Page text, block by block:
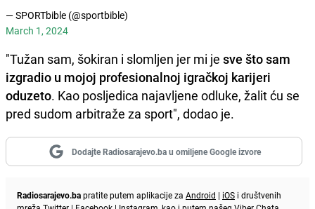
— SPORTbible (@sportbible)
March 1, 2024
"Tužan sam, šokiran i slomljen jer mi je sve što sam
izgradio u mojoj profesionalnoj igračkoj karijeri
oduzeto. Kao posljedica najavljene odluke, žalit ću se
pred sudom arbitraže za sport", dodao je.
Dodajte Radiosarajevo.ba u omiljene Google izvore
Radiosarajevo.bapratite putem aplikacije za Android | iOS i društvenih